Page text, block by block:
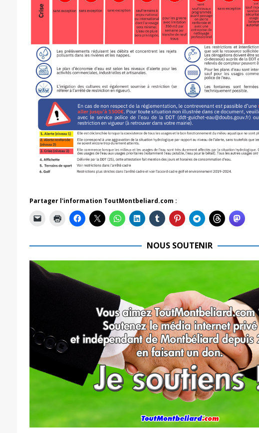
Partager l'information ToutMontbeliard.com :
NOUS SOUTENIR